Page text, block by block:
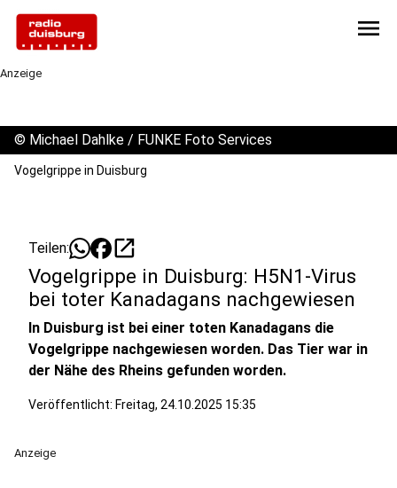
menu
Anzeige
© Michael Dahlke / FUNKE Foto Services
Vogelgrippe in Duisburg
Teilen: open_in_new
Vogelgrippe in Duisburg: H5N1-Virus
bei toter Kanadagans nachgewiesen
In Duisburg ist bei einer toten Kanadagans die
Vogelgrippe nachgewiesen worden. Das Tier war in
der Nähe des Rheins gefunden worden.
Veröffentlicht: Freitag, 24.10.2025 15:35
Anzeige